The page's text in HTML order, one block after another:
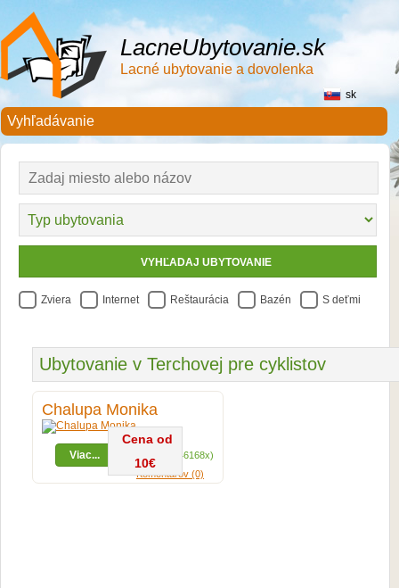
LacneUbytovanie.sk
Lacné ubytovanie a dovolenka
sk
Zviera Internet Reštaurácia Bazén S deťmi
Ubytovanie v Terchovej pre cyklistov
Chalupa Monika
Cena od
10€
Viac...
Zobrazení (46168x)
Komentárov (0)